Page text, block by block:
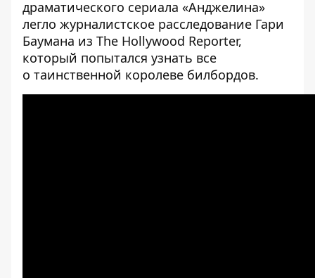
драматического сериала «Анджелина»
легло журналистское расследование Гари
Баумана из The Hollywood Reporter,
который попытался узнать все
о таинственной королеве билбордов.